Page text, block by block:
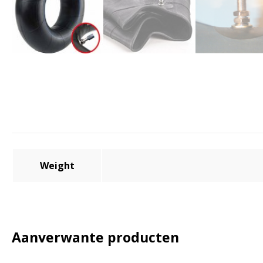
Weight
Aanverwante producten